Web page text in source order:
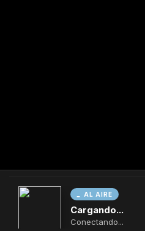
AL AIRE
Cargando...
Conectando...